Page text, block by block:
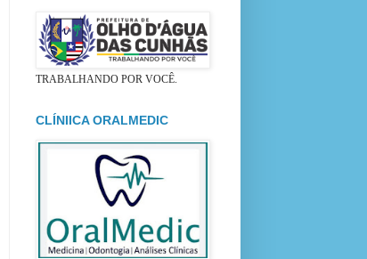
TRABALHANDO POR VOCÊ.
CLÍNIICA ORALMEDIC